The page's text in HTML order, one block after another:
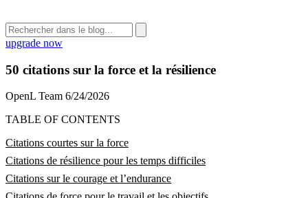
upgrade now
50 citations sur la force et la résilience
OpenL Team 6/24/2026
TABLE OF CONTENTS
Citations courtes sur la force
Citations de résilience pour les temps difficiles
Citations sur le courage et l’endurance